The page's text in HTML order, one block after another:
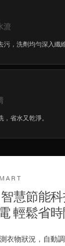
流
，洗劑均勻深入纖維
省水又乾淨。
智慧節能
輕鬆省
衣物狀況，自動